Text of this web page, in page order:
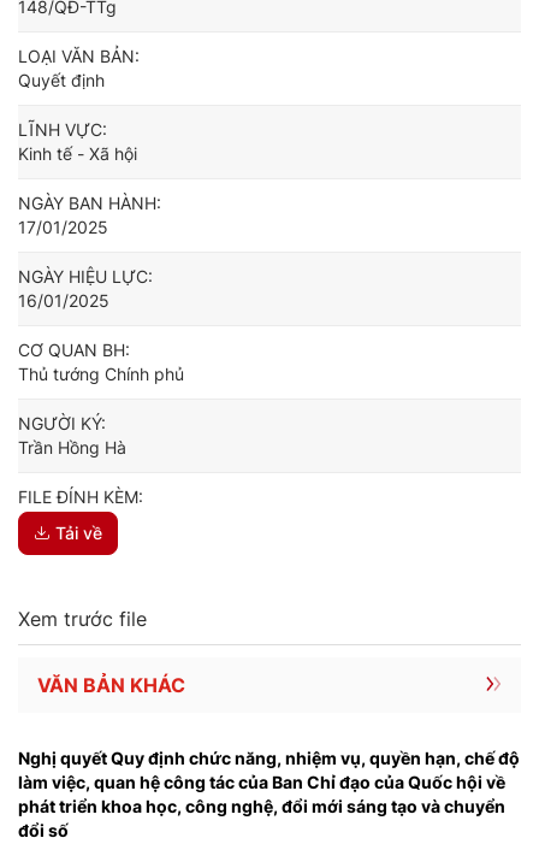
148/QĐ-TTg
LOẠI VĂN BẢN:
Quyết định
LĨNH VỰC:
Kinh tế - Xã hội
NGÀY BAN HÀNH:
17/01/2025
NGÀY HIỆU LỰC:
16/01/2025
CƠ QUAN BH:
Thủ tướng Chính phủ
NGƯỜI KÝ:
Trần Hồng Hà
FILE ĐÍNH KÈM:
Tải về
Xem trước file
VĂN BẢN KHÁC
Nghị quyết Quy định chức năng, nhiệm vụ, quyền hạn, chế độ
làm việc, quan hệ công tác của Ban Chỉ đạo của Quốc hội về
phát triển khoa học, công nghệ, đổi mới sáng tạo và chuyển
đổi số